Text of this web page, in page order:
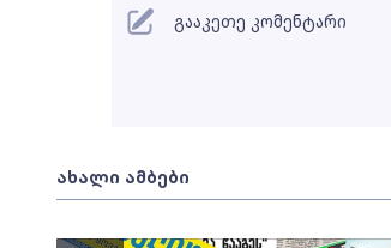
ახალი ამბები
გააკეთე კომენტარი